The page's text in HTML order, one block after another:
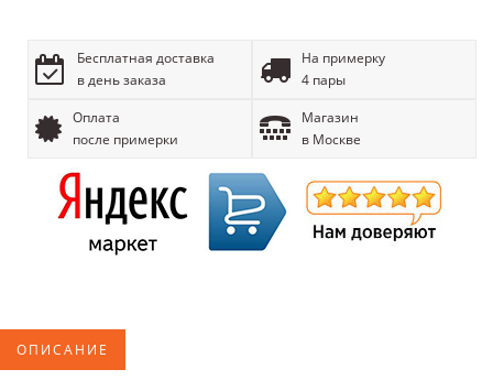
Бесплатная доставка
в день заказа
На примерку
4 пары
Оплата
после примерки
Магазин
в Москве
ОПИСАНИЕ